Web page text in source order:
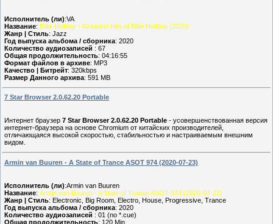
Исполнитель (ли):VA
Название: Billie Holiday - Greatest Hits of Billie Holiday (2020)
Жанр | Стиль: Jazz
Год выпуска альбома / сборника: 2020
Количество аудиозаписей : 67
Общая продолжительность: 04:16:55
Формат файлов в архиве: MP3
Качество | Битрейт: 320kbps
Размер Данного архива: 591 MB
7 Star Browser 2.0.62.20 Portable
Интернет браузер 7 Star Browser 2.0.62.20 Portable - усовершенствованная версия
интернет-браузера на основе Chromium от китайских производителей,
отличающаяся высокой скоростью, стабильностью и настраиваемым внешним
видом.
Armin van Buuren - A State of Trance ASOT 974 (2020-07-23)
Исполнитель (ли):Armin van Buuren
Название: Armin van Buuren - A State of Trance ASOT 974 (2020-07-23)
Жанр | Стиль: Electronic, Big Room, Electro, House, Progressive, Trance
Год выпуска альбома / сборника: 2020
Количество аудиозаписей : 01 (no *.cue)
Общая продолжительность: 120 Min